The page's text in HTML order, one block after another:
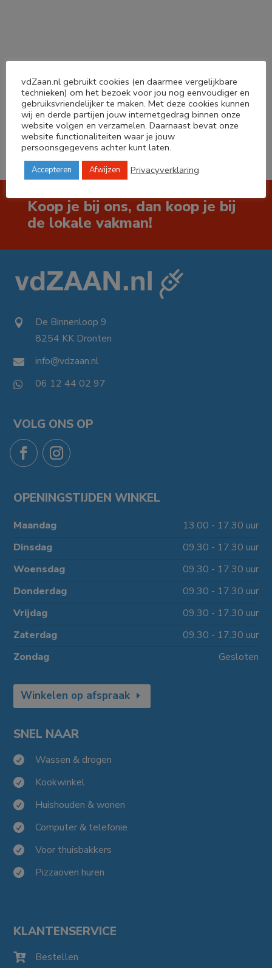
   
Koop je bij ons, dan koop je bij
de lokale vakman!
 De Binnenloop 9
8254 KK Dronten
 info@vdzaan.nl
 06 12 44 02 97
VOLG ONS OP
OPENINGSTIJDEN WINKEL
Maandag
13.00 - 17.30 uur
Dinsdag
09.30 - 17.30 uur
Woensdag
09.30 - 17.30 uur
Donderdag
09.30 - 17.30 uur
Vrijdag
09.30 - 17.30 uur
Zaterdag
09.30 - 17.30 uur
Zondag
Gesloten
Winkelen op afspraak
SNEL NAAR
 Wassen & drogen
 Kookwinkel
 Huishouden & wonen
 Computer & telefonie
 Voor thuisbakkers
 Pizzaoven huren
KLANTENSERVICE
 Bestellen
vdZaan.nl gebruikt cookies (en daarmee vergelijkbare
technieken) om het bezoek voor jou nog eenvoudiger en
gebruiksvriendelijker te maken. Met deze cookies kunnen
wij en derde partijen jouw internetgedrag binnen onze
website volgen en verzamelen. Daarnaast bevat onze
website functionaliteiten waar je jouw
persoonsgegevens achter kunt laten.
Accepteren Afwijzen Privacyverklaring